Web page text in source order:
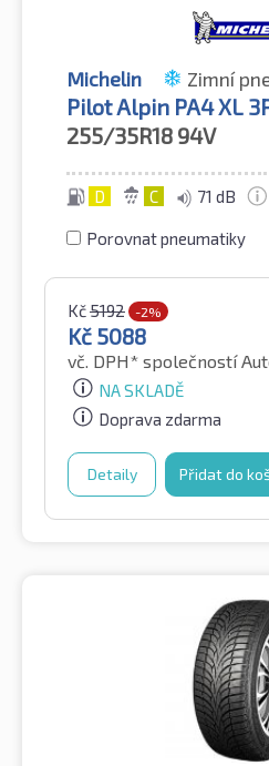
Michelin Zimní
Pilot Alpin PA4 XL
255/35R18 94V
D C 71 dB
Porovnat pneumatiky
Kč5192 -2%
Kč 5088
vč. DPH* společností
NA SKLADĚ
Doprava zdarma
Detaily Přidat do